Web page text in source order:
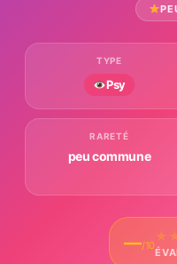
TYPE
Psy
RARETÉ
peu commune
—/10
★